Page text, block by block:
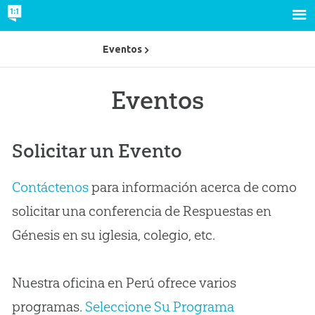
Eventos
Solicitar un Evento
Contáctenospara información acerca de como
solicitar una conferencia de Respuestas en
Génesis en su iglesia, colegio, etc.
Nuestra oficina en Perú ofrece varios
programas. Seleccione Su Programa
Eventos